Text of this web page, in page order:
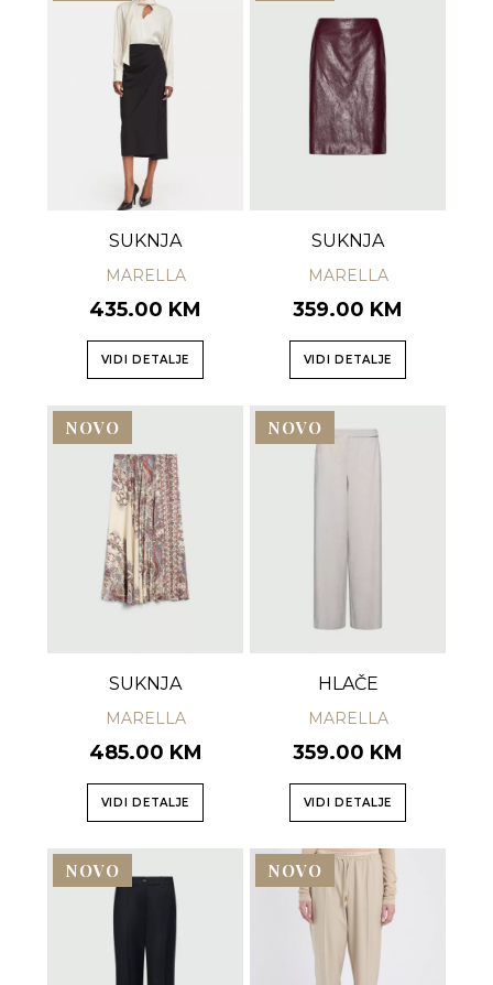
SUKNJA
MARELLA
435.00 KM
VIDI DETALJE
SUKNJA
MARELLA
359.00 KM
VIDI DETALJE
NOVO
SUKNJA
MARELLA
485.00 KM
VIDI DETALJE
NOVO
HLAČE
MARELLA
359.00 KM
VIDI DETALJE
NOVO NOVO